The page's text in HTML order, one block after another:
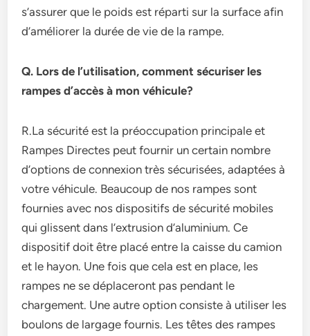
s’assurer que le poids est réparti sur la surface afin
d’améliorer la durée de vie de la rampe.
Q. Lors de l’utilisation, comment sécuriser les
rampes d’accès à mon véhicule?
R.La sécurité est la préoccupation principale et
Rampes Directes peut fournir un certain nombre
d’options de connexion très sécurisées, adaptées à
votre véhicule. Beaucoup de nos rampes sont
fournies avec nos dispositifs de sécurité mobiles
qui glissent dans l’extrusion d’aluminium. Ce
dispositif doit être placé entre la caisse du camion
et le hayon. Une fois que cela est en place, les
rampes ne se déplaceront pas pendant le
chargement. Une autre option consiste à utiliser les
boulons de largage fournis. Les têtes des rampes